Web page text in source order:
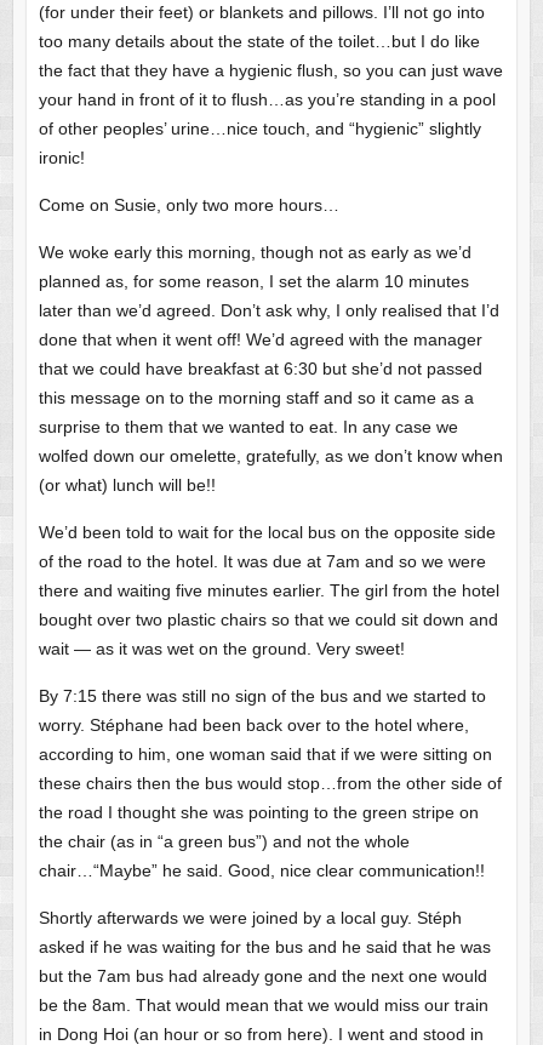
(for under their feet) or blankets and pillows. I’ll not go into
too many details about the state of the toilet…but I do like
the fact that they have a hygienic flush, so you can just wave
your hand in front of it to flush…as you’re standing in a pool
of other peoples’ urine…nice touch, and “hygienic” slightly
ironic!
Come on Susie, only two more hours…
We woke early this morning, though not as early as we’d
planned as, for some reason, I set the alarm 10 minutes
later than we’d agreed. Don’t ask why, I only realised that I’d
done that when it went off! We’d agreed with the manager
that we could have breakfast at 6:30 but she’d not passed
this message on to the morning staff and so it came as a
surprise to them that we wanted to eat. In any case we
wolfed down our omelette, gratefully, as we don’t know when
(or what) lunch will be!!
We’d been told to wait for the local bus on the opposite side
of the road to the hotel. It was due at 7am and so we were
there and waiting five minutes earlier. The girl from the hotel
bought over two plastic chairs so that we could sit down and
wait — as it was wet on the ground. Very sweet!
By 7:15 there was still no sign of the bus and we started to
worry. Stéphane had been back over to the hotel where,
according to him, one woman said that if we were sitting on
these chairs then the bus would stop…from the other side of
the road I thought she was pointing to the green stripe on
the chair (as in “a green bus”) and not the whole
chair…“Maybe” he said. Good, nice clear communication!!
Shortly afterwards we were joined by a local guy. Stéph
asked if he was waiting for the bus and he said that he was
but the 7am bus had already gone and the next one would
be the 8am. That would mean that we would miss our train
in Dong Hoi (an hour or so from here). I went and stood in